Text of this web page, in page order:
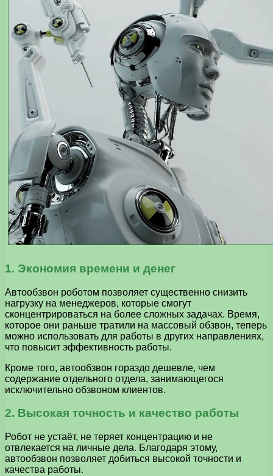
1. Экономия времени и денег
Автообзвон роботом позволяет существенно снизить
нагрузку на менеджеров, которые смогут
сконцентрироваться на более сложных задачах. Время,
которое они раньше тратили на массовый обзвон, теперь
можно использовать для работы в других направлениях,
что повысит эффективность работы.
Кроме того, автообзвон гораздо дешевле, чем
содержание отдельного отдела, занимающегося
исключительно обзвоном клиентов.
2. Высокая точность и качество работы
Робот не устаёт, не теряет концентрацию и не
отвлекается на личные дела. Благодаря этому,
автообзвон позволяет добиться высокой точности и
качества работы.